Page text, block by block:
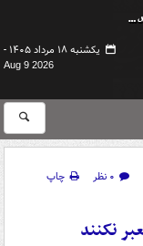
یکشنبه ۱۸ مرداد ۱۴۰۵ -
Aug 9 2026
۰ نظر
چاپ
نکنند